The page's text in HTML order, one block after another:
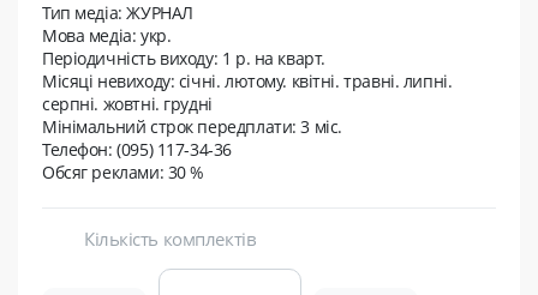
Тип медіа: ЖУРНАЛ
Мова медіа: укр.
Періодичність виходу: 1 p. на кварт.
Місяці невиходу: січні. лютому. квітні. травні. липні.
серпні. жовтні. грудні
Мінімальний строк передплати:3 міс.
Телефон: (095) 117-34-36
Обсяг реклами: 30 %
Кількість комплектів